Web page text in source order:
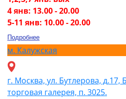
4 янв: 13.00 - 20.00
5-11 янв: 10.00 - 20.00
Подробнее
м. Калужская
г. Москва, ул. Бутлерова, д.17,
торговая галерея, п. 3025.